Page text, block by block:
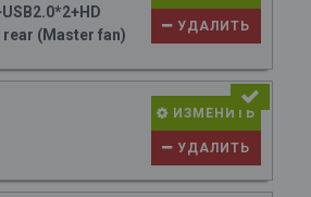
rear (Master fan)
УДАЛИТЬ
ИЗМЕНИТЬ
УДАЛИТЬ